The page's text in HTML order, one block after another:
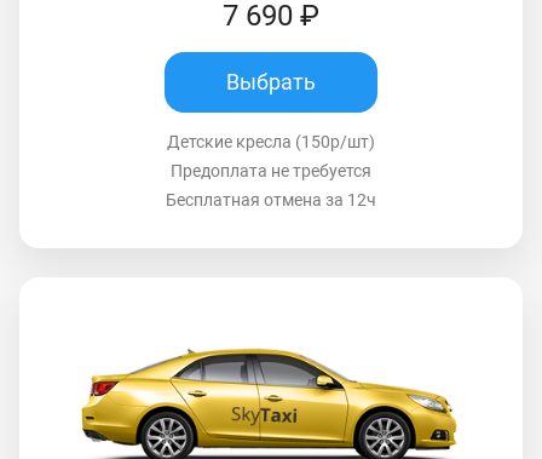
7 690 ₽
Выбрать
Детские кресла (150р/шт)
Предоплата не требуется
Бесплатная отмена за 12ч